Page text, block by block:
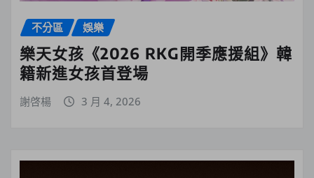
不分區 娛樂
樂天女孩《2026 RKG開季應援組》韓
籍新進女孩首登場
謝啓楊 3 月 4, 2026